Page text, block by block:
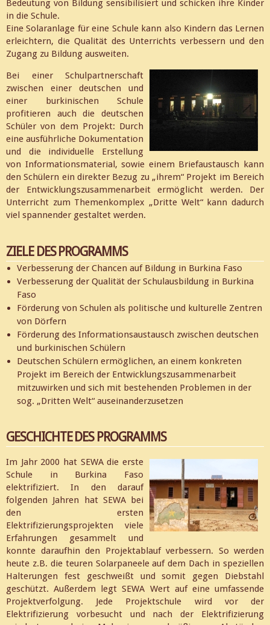
Bedeutung von Bildung sensibilisiert und schicken ihre Kinder
in die Schule.
Eine Solaranlage für eine Schule kann also Kindern das Lernen
erleichtern, die Qualität des Unterrichts verbessern und den
Zugang zu Bildung ausweiten.
Bei einer Schulpartnerschaft
zwischen einer deutschen und
einer burkinischen Schule
profitieren auch die deutschen
Schüler von dem Projekt: Durch
eine ausführliche Dokumentation
und die individuelle Erstellung
von Informationsmaterial, sowie einem Briefaustausch kann
den Schülern ein direkter Bezug zu „ihrem“ Projekt im Bereich
der Entwicklungszusammenarbeit ermöglicht werden. Der
Unterricht zum Themenkomplex „Dritte Welt“ kann dadurch
viel spannender gestaltet werden.
ZIELE DES PROGRAMMS
Verbesserung der Chancen auf Bildung in Burkina Faso
Verbesserung der Qualität der Schulausbildung in Burkina
Faso
Förderung von Schulen als politische und kulturelle Zentren
von Dörfern
Förderung des Informationsaustausch zwischen deutschen
und burkinischen Schülern
Deutschen Schülern ermöglichen, an einem konkreten
Projekt im Bereich der Entwicklungszusammenarbeit
mitzuwirken und sich mit bestehenden Problemen in der
sog. „Dritten Welt“ auseinanderzusetzen
GESCHICHTE DES PROGRAMMS
Im Jahr 2000 hat SEWA die erste
Schule in Burkina Faso
elektrifiziert. In den darauf
folgenden Jahren hat SEWA bei
den ersten
Elektrifizierungsprojekten viele
Erfahrungen gesammelt und
konnte daraufhin den Projektablauf verbessern. So werden
heute z.B. die teuren Solarpaneele auf dem Dach in speziellen
Halterungen fest geschweißt und somit gegen Diebstahl
geschützt. Außerdem legt SEWA Wert auf eine umfassende
Projektverfolgung. Jede Projektschule wird vor der
Elektrifizierung vorbesucht und nach der Elektrifizierung